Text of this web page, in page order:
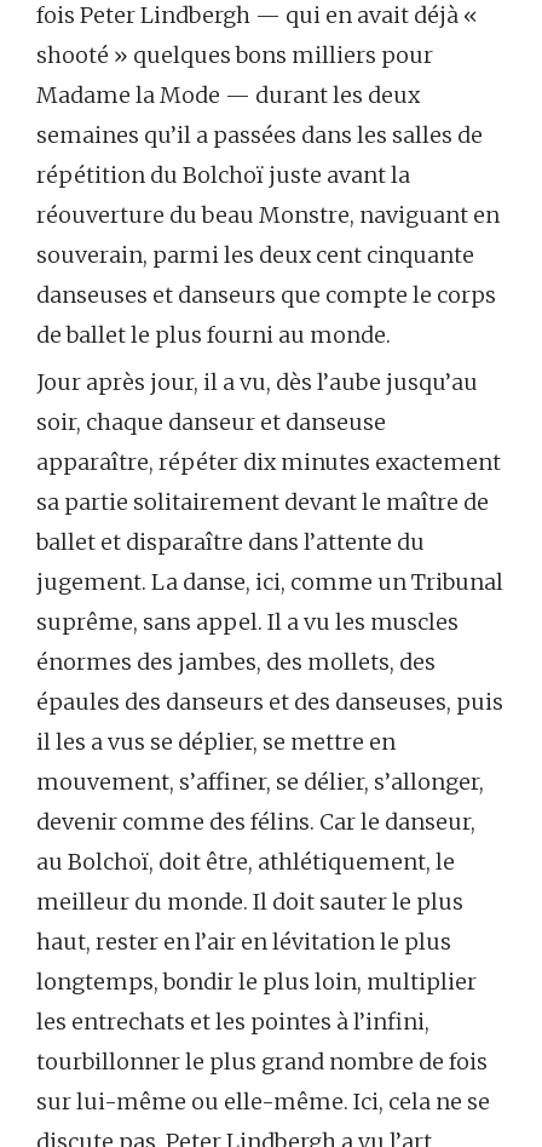
fois Peter Lindbergh — qui en avait déjà «
shooté » quelques bons milliers pour
Madame la Mode — durant les deux
semaines qu’il a passées dans les salles de
répétition du Bolchoï juste avant la
réouverture du beau Monstre, naviguant en
souverain, parmi les deux cent cinquante
danseuses et danseurs que compte le corps
de ballet le plus fourni au monde.
Jour après jour, il a vu, dès l’aube jusqu’au
soir, chaque danseur et danseuse
apparaître, répéter dix minutes exactement
sa partie solitairement devant le maître de
ballet et disparaître dans l’attente du
jugement. La danse, ici, comme un Tribunal
suprême, sans appel. Il a vu les muscles
énormes des jambes, des mollets, des
épaules des danseurs et des danseuses, puis
il les a vus se déplier, se mettre en
mouvement, s’affiner, se délier, s’allonger,
devenir comme des félins. Car le danseur,
au Bolchoï, doit être, athlétiquement, le
meilleur du monde. Il doit sauter le plus
haut, rester en l’air en lévitation le plus
longtemps, bondir le plus loin, multiplier
les entrechats et les pointes à l’infini,
tourbillonner le plus grand nombre de fois
sur lui-même ou elle-même. Ici, cela ne se